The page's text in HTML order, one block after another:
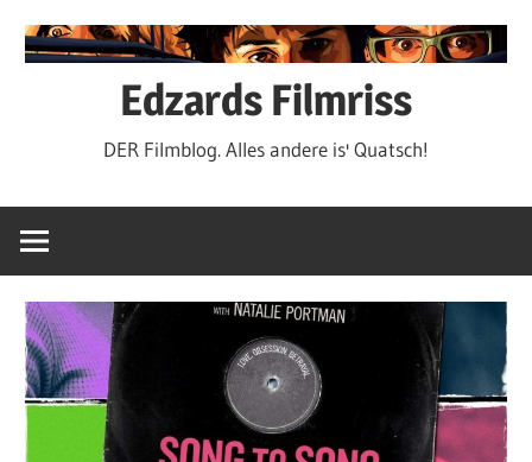
Inhalt
Edzards Filmriss
DER Filmblog. Alles andere is' Quatsch!